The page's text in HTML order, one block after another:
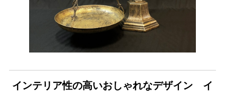
インテリア性の高いおしゃれなデザイン イ